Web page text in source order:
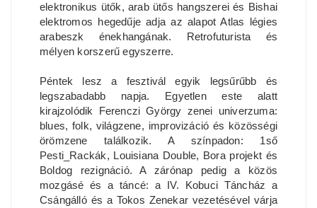
elektronikus ütők, arab ütős hangszerei és Bishai
elektromos hegedűje adja az alapot Atlas légies
arabeszk énekhangának. Retrofuturista és
mélyen korszerű egyszerre.
Péntek lesz a fesztivál egyik legsűrűbb és
legszabadabb napja. Egyetlen este alatt
kirajzolódik Ferenczi György zenei univerzuma:
blues, folk, világzene, improvizáció és közösségi
örömzene találkozik. A színpadon: 1ső
Pesti_Rackák, Louisiana Double, Bora projekt és
Boldog rezignáció. A zárónap pedig a közös
mozgásé és a táncé: a IV. Kobuci Táncház a
Csángálló és a Tokos Zenekar vezetésével várja